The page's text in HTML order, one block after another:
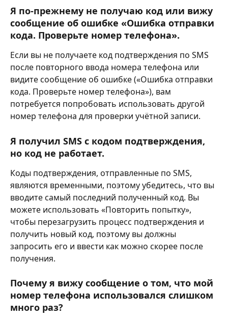
Я по-прежнему не получаю код или вижу
сообщение об ошибке «Ошибка отправки
кода. Проверьте номер телефона».
Если вы не получаете код подтверждения по SMS
после повторного ввода номера телефона или
видите сообщение об ошибке («Ошибка отправки
кода. Проверьте номер телефона»), вам
потребуется попробовать использовать другой
номер телефона для проверки учётной записи.
Я получил SMS с кодом подтверждения,
но код не работает.
Коды подтверждения, отправленные по SMS,
являются временными, поэтому убедитесь, что вы
вводите самый последний полученный код. Вы
можете использовать «Повторить попытку»,
чтобы перезагрузить процесс подтверждения и
получить новый код, поэтому вы должны
запросить его и ввести как можно скорее после
получения.
Почему я вижу сообщение о том, что мой
номер телефона использовался слишком
много раз?